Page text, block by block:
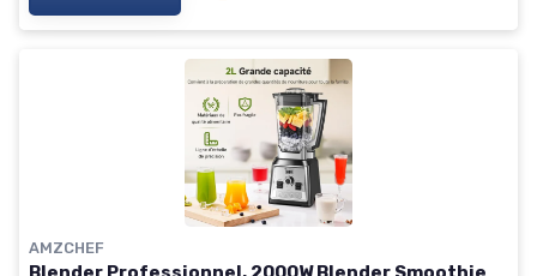
AMZCHEF